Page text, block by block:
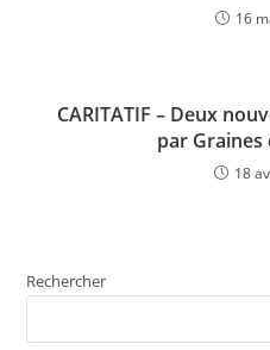
16
CARITATIF – Deux
par Graines
18
Rechercher